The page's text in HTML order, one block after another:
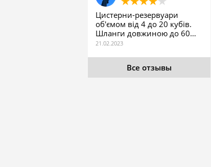
Цистерни-резервуари
об'ємом від 4 до 20 кубів.
Шланги довжиною до 60…
Все отзывы